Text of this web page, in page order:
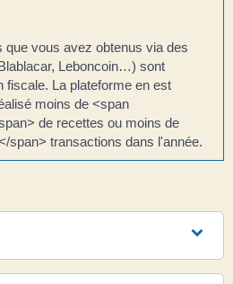
que vous avez obtenus via des
Leboncoin…) sont
fiscale. La plateforme en est
moins de <span
de recettes ou moins de
span> transactions dans l'année.